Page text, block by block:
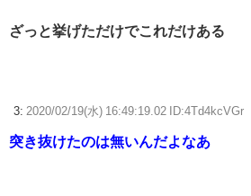
ざっと挙げただけでこれだけある
3: 2020/02/19(水) 16:49:19.02 ID:4Td4kcVGr
突き抜けたのは無いんだよなあ